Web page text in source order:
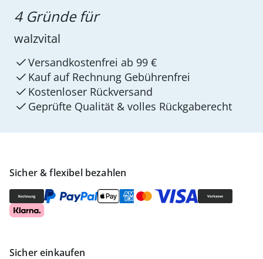
Sicher & flexibel bezahlen
Sicher einkaufen
4 Gründe für
walzvital
Versandkostenfrei ab 99 €
Kauf auf Rechnung Gebührenfrei
Kostenloser Rückversand
Geprüfte Qualität & volles Rückgaberecht